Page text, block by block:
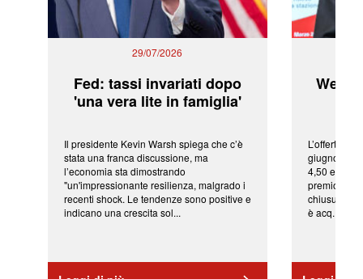
29/07/2026
Fed: tassi invariati dopo
'una vera lite in famiglia'
Il presidente Kevin Warsh spiega che c’è
stata una franca discussione, ma
l’economia sta dimostrando
"un'impressionante resilienza, malgrado i
recenti shock. Le tendenze sono positive e
indicano una crescita sol...
L’offerta
giugno da
4,50 euro
premio di
chiusura
è acq...